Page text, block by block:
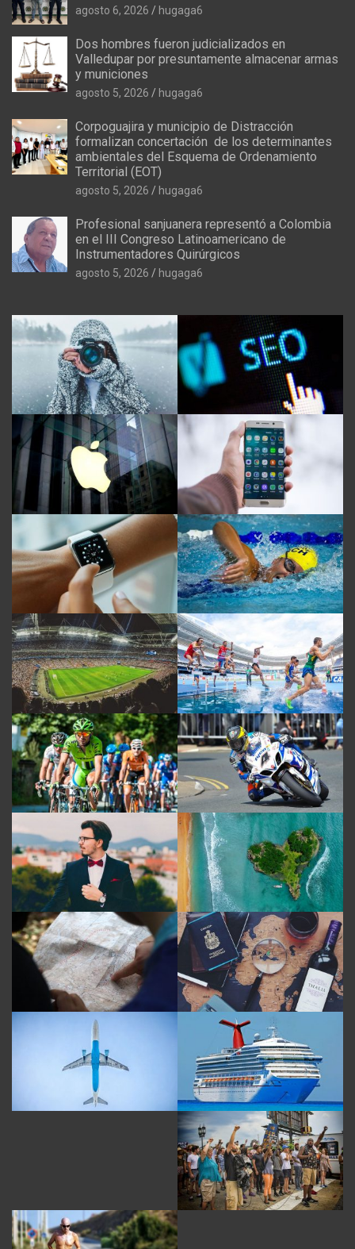
agosto 6, 2026 hugaga6
Dos hombres fueron judicializados en
Valledupar por presuntamente almacenar armas
y municiones
agosto 5, 2026 hugaga6
Corpoguajira y municipio de Distracción
formalizan concertación de los determinantes
ambientales del Esquema de Ordenamiento
Territorial (EOT)
agosto 5, 2026 hugaga6
Profesional sanjuanera representó a Colombia
en el III Congreso Latinoamericano de
Instrumentadores Quirúrgicos
agosto 5, 2026 hugaga6